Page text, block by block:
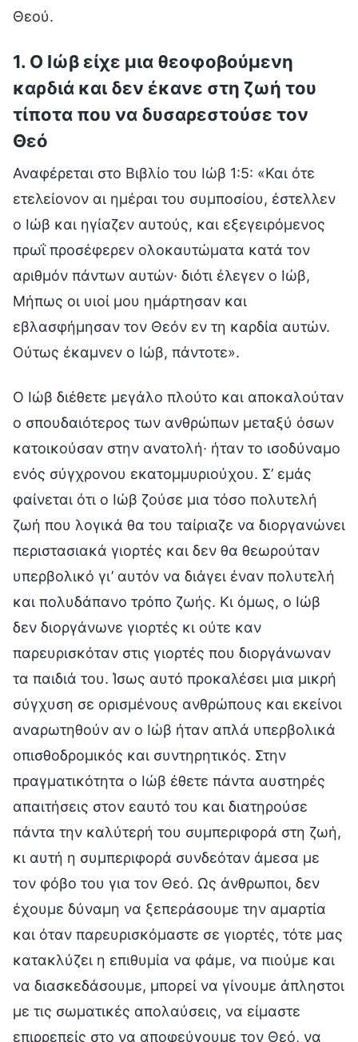
Θεού.
1. Ο Ιώβ είχε μια θεοφοβούμενη
καρδιά και δεν έκανε στη ζωή του
τίποτα που να δυσαρεστούσε τον
Θεό
Αναφέρεται στο Βιβλίο του Ιώβ 1:5: «Και ότε
ετελείονον αι ημέραι του συμποσίου, έστελλεν
ο Ιώβ και ηγίαζεν αυτούς, και εξεγειρόμενος
πρωΐ προσέφερεν ολοκαυτώματα κατά τον
αριθμόν πάντων αυτών· διότι έλεγεν ο Ιώβ,
Μήπως οι υιοί μου ημάρτησαν και
εβλασφήμησαν τον Θεόν εν τη καρδία αυτών.
Ούτως έκαμνεν ο Ιώβ, πάντοτε».
Ο Ιώβ διέθετε μεγάλο πλούτο και αποκαλούταν
ο σπουδαιότερος των ανθρώπων μεταξύ όσων
κατοικούσαν στην ανατολή· ήταν το ισοδύναμο
ενός σύγχρονου εκατομμυριούχου. Σ’ εμάς
φαίνεται ότι ο Ιώβ ζούσε μια τόσο πολυτελή
ζωή που λογικά θα του ταίριαζε να διοργανώνει
περιστασιακά γιορτές και δεν θα θεωρούταν
υπερβολικό γι’ αυτόν να διάγει έναν πολυτελή
και πολυδάπανο τρόπο ζωής. Κι όμως, ο Ιώβ
δεν διοργάνωνε γιορτές κι ούτε καν
παρευρισκόταν στις γιορτές που διοργάνωναν
τα παιδιά του. Ίσως αυτό προκαλέσει μια μικρή
σύγχυση σε ορισμένους ανθρώπους και εκείνοι
αναρωτηθούν αν ο Ιώβ ήταν απλά υπερβολικά
οπισθοδρομικός και συντηρητικός. Στην
πραγματικότητα ο Ιώβ έθετε πάντα αυστηρές
απαιτήσεις στον εαυτό του και διατηρούσε
πάντα την καλύτερή του συμπεριφορά στη ζωή,
κι αυτή η συμπεριφορά συνδεόταν άμεσα με
τον φόβο του για τον Θεό. Ως άνθρωποι, δεν
έχουμε δύναμη να ξεπεράσουμε την αμαρτία
και όταν παρευρισκόμαστε σε γιορτές, τότε μας
κατακλύζει η επιθυμία να φάμε, να πιούμε και
να διασκεδάσουμε, μπορεί να γίνουμε άπληστοι
με τις σωματικές απολαύσεις, να είμαστε
επιρρεπείς στο να αποφεύγουμε τον Θεό, να